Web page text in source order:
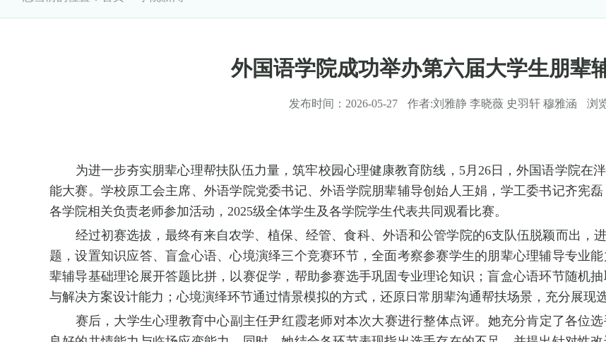
外国语学院成功举办第六届大学生朋辈
发布时间： 2026-05-27 作者:刘雅静 李晓薇 史羽轩 穆雅涵 浏
为进一步夯实朋辈心理帮扶队伍力量，筑牢校园心理健康教育防线，5月26日，外国语学院在
能大赛。学校原工会主席、外语学院党委书记、外语学院朋辈辅导创始人王娟，学工委书记齐宪
各学院相关负责老师参加活动，2025级全体学生及各学院学生代表共同观看比赛。
经过初赛选拔，最终有来自农学、植保、经管、食科、外语和公管学院的6支队伍脱颖而出，
题，设置知识应答、盲盒心语、心境演绎三个竞赛环节，全面考察参赛学生的朋辈心理辅导专业
辈辅导基础理论展开答题比拼，以赛促学，帮助参赛选手巩固专业理论知识；盲盒心语环节随机
与解决方案设计能力；心境演绎环节通过情景模拟的方式，还原日常朋辈沟通帮扶场景，充分展现
赛后，大学生心理教育中心副主任尹红霞老师对本次大赛进行整体点评。她充分肯定了各位